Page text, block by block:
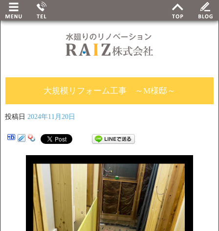
大規模リフォーム工事 ～M様邸～
投稿日 2024年11月20日